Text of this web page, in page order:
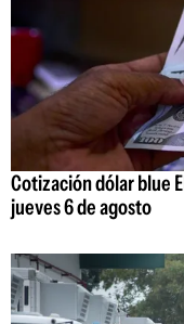
Cotización dólar blue
jueves 6 de agosto